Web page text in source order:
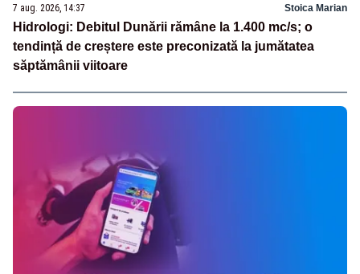
7 aug. 2026, 14:37 Stoica Marian
Hidrologi: Debitul Dunării rămâne la 1.400 mc/s; o
tendință de creștere este preconizată la jumătatea
săptămânii viitoare